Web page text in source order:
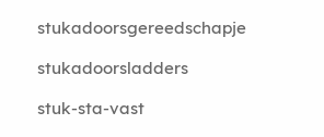
stukadoorsgereedschapje
stukadoorsladders
stuk-sta-vast